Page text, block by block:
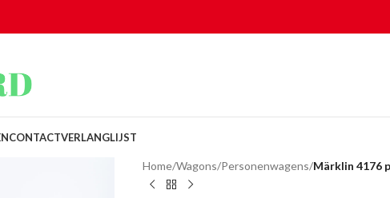
CONTACTVERLANGLIJST
Home/Wagons/Personenwagens/Märklin 4176